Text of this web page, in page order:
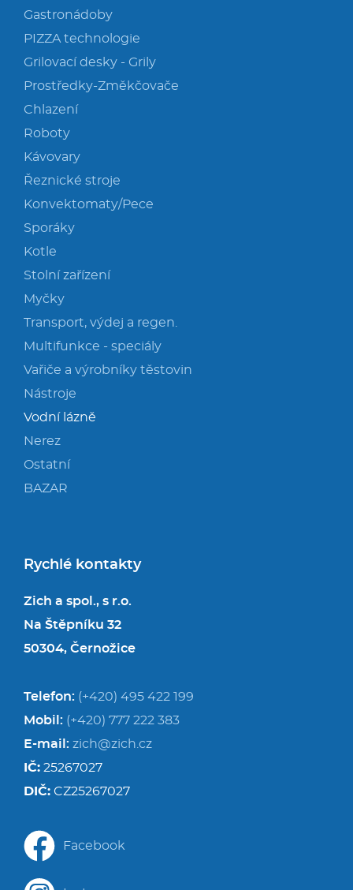
Gastronádoby
PIZZA technologie
Grilovací desky - Grily
Prostředky-Změkčovače
Chlazení
Roboty
Kávovary
Řeznické stroje
Konvektomaty/Pece
Sporáky
Kotle
Stolní zařízení
Myčky
Transport, výdej a regen.
Multifunkce - speciály
Vařiče a výrobníky těstovin
Nástroje
Vodní lázně
Nerez
Ostatní
BAZAR
Rychlé kontakty
Zich a spol., s r.o.
Na Štěpníku 32
50304, Černožice
Telefon: (+420) 495 422 199
Mobil: (+420) 777 222 383
E-mail: zich@zich.cz
IČ: 25267027
DIČ: CZ25267027
Facebook